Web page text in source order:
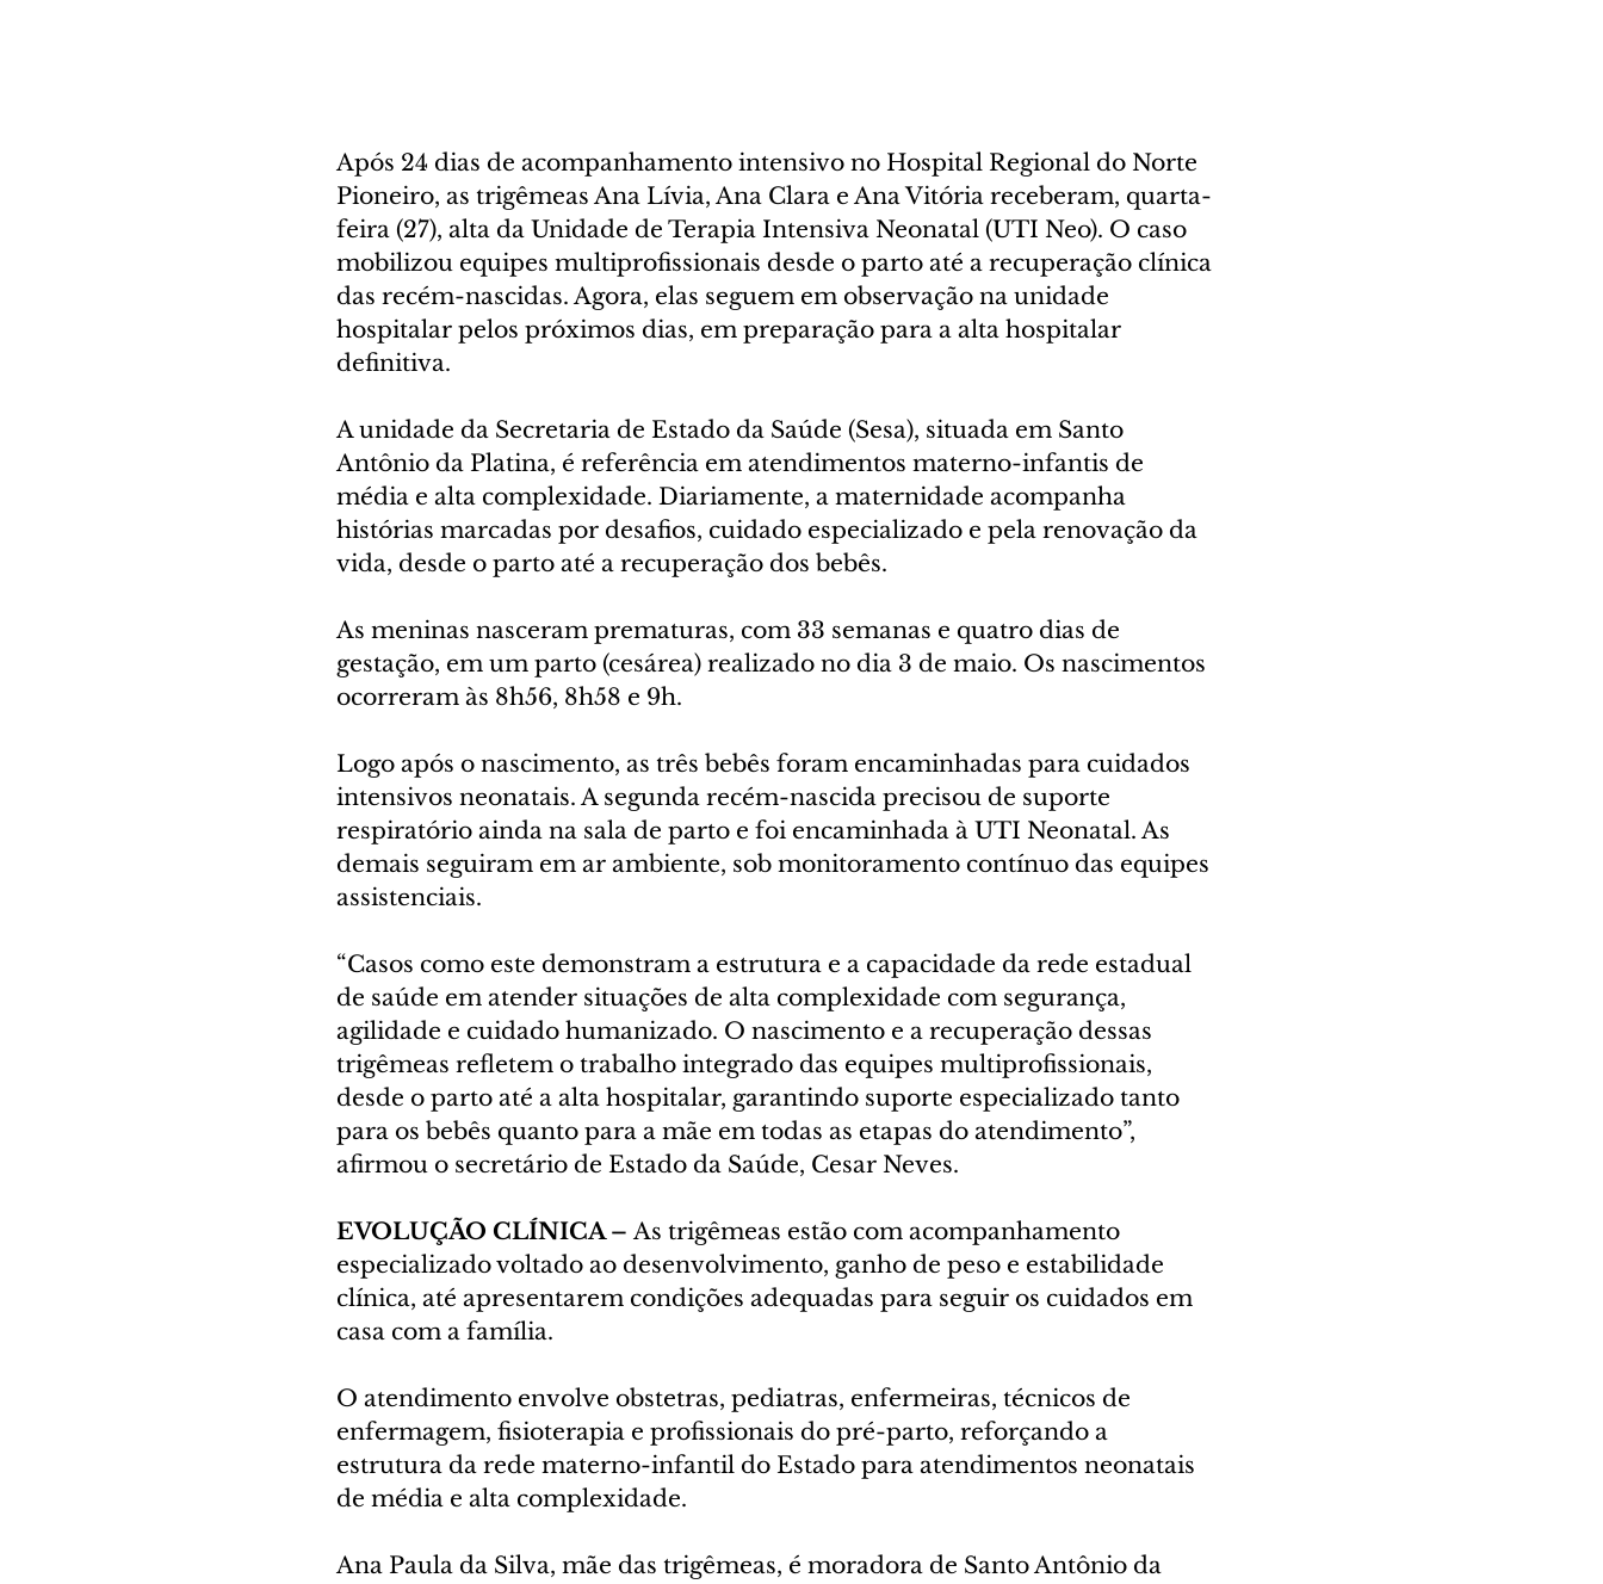
Após 24 dias de acompanhamento intensivo no Hospital Regional do Norte
Pioneiro, as trigêmeas Ana Lívia, Ana Clara e Ana Vitória receberam, quarta-
feira (27), alta da Unidade de Terapia Intensiva Neonatal (UTI Neo). O caso
mobilizou equipes multiprofissionais desde o parto até a recuperação clínica
das recém-nascidas. Agora, elas seguem em observação na unidade
hospitalar pelos próximos dias, em preparação para a alta hospitalar
definitiva.
A unidade da Secretaria de Estado da Saúde (Sesa), situada em Santo
Antônio da Platina, é referência em atendimentos materno-infantis de
média e alta complexidade. Diariamente, a maternidade acompanha
histórias marcadas por desafios, cuidado especializado e pela renovação da
vida, desde o parto até a recuperação dos bebês.
As meninas nasceram prematuras, com 33 semanas e quatro dias de
gestação, em um parto (cesárea) realizado no dia 3 de maio. Os nascimentos
ocorreram às 8h56, 8h58 e 9h.
Logo após o nascimento, as três bebês foram encaminhadas para cuidados
intensivos neonatais. A segunda recém-nascida precisou de suporte
respiratório ainda na sala de parto e foi encaminhada à UTI Neonatal. As
demais seguiram em ar ambiente, sob monitoramento contínuo das equipes
assistenciais.
“Casos como este demonstram a estrutura e a capacidade da rede estadual
de saúde em atender situações de alta complexidade com segurança,
agilidade e cuidado humanizado. O nascimento e a recuperação dessas
trigêmeas refletem o trabalho integrado das equipes multiprofissionais,
desde o parto até a alta hospitalar, garantindo suporte especializado tanto
para os bebês quanto para a mãe em todas as etapas do atendimento”,
afirmou o secretário de Estado da Saúde, Cesar Neves.
EVOLUÇÃO CLÍNICA – As trigêmeas estão com acompanhamento
especializado voltado ao desenvolvimento, ganho de peso e estabilidade
clínica, até apresentarem condições adequadas para seguir os cuidados em
casa com a família.
O atendimento envolve obstetras, pediatras, enfermeiras, técnicos de
enfermagem, fisioterapia e profissionais do pré-parto, reforçando a
estrutura da rede materno-infantil do Estado para atendimentos neonatais
de média e alta complexidade.
Ana Paula da Silva, mãe das trigêmeas, é moradora de Santo Antônio da